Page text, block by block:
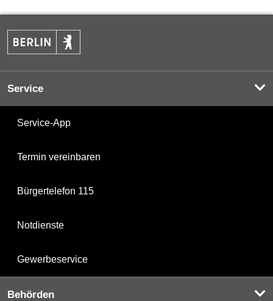
Service
Service-App
Termin vereinbaren
Bürgertelefon 115
Notdienste
Gewerbeservice
Behörden